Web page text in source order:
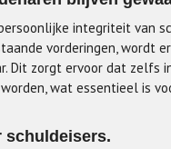
integriteit van
vorderingen, wordt
Dit zorgt ervoor dat zelfs
wat essentieel is
schuldeisers.